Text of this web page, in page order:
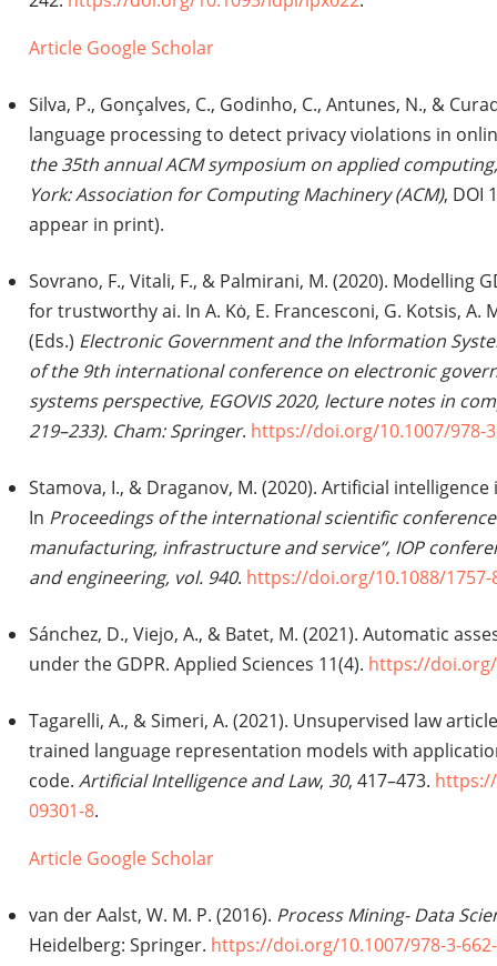
Article Google Scholar
Silva, P., Gonçalves, C., Godinho, C., Antunes, N., &
language processing to detect privacy violations in
the 35th annual ACM symposium on applied computing,
York: Association for Computing Machinery (ACM), DOI
appear in print).
Sovrano, F., Vitali, F., & Palmirani, M. (2020). Modelling
for trustworthy ai. In A. Kȯ, E. Francesconi, G. Kotsis, A.
(Eds.) Electronic Government and the Information
of the 9th international conference on electronic
systems perspective, EGOVIS 2020, lecture notes in
219–233). Cham: Springer. https://doi.org/10.1007/978-
Stamova, I., & Draganov, M. (2020). Artificial
In Proceedings of the international scientific
manufacturing, infrastructure and service”, IOP
and engineering, vol. 940. https://doi.org/10.1088/1757-
Sánchez, D., Viejo, A., & Batet, M. (2021). Automatic
under the GDPR. Applied Sciences 11(4). https://doi.org/
Tagarelli, A., & Simeri, A. (2021). Unsupervised law
trained language representation models with
code. Artificial Intelligence and Law, 30, 417–473.
09301-8.
Article Google Scholar
van der Aalst, W. M. P. (2016). Process Mining- Data
Heidelberg: Springer. https://doi.org/10.1007/978-3-